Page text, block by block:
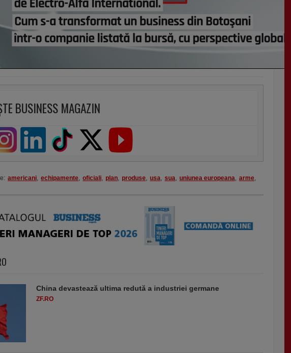
BUSINESS MAGAZIN
americani, echipamente, oficiali, plan, produse, usa, sua, uniunea europeana, arme,
China devastează ultima redută a industriei germane
ZF.RO